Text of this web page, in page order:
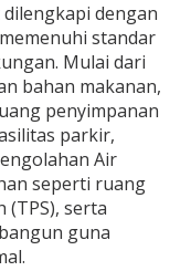
dilengkapi dengan
standar
Mulai dari
bahan makanan,
penyimpanan
parkir,
Air
seperti ruang
(TPS), serta
guna